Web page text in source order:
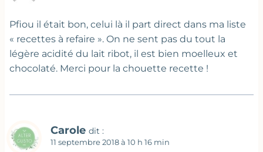
Pfiou il était bon, celui là il part direct dans ma liste
« recettes à refaire ». On ne sent pas du tout la
légère acidité du lait ribot, il est bien moelleux et
chocolaté. Merci pour la chouette recette !
Carole dit :
11 septembre 2018 à 10 h 16 min